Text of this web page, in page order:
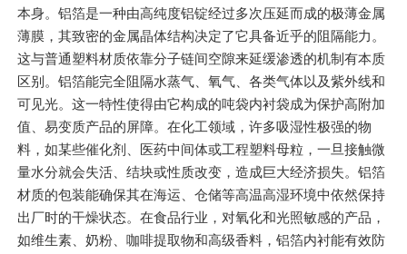
本身。铝箔是一种由高纯度铝锭经过多次压延而成的极薄金属
薄膜，其致密的金属晶体结构决定了它具备近乎的阻隔能力。
这与普通塑料材质依靠分子链间空隙来延缓渗透的机制有本质
区别。铝箔能完全阻隔水蒸气、氧气、各类气体以及紫外线和
可见光。这一特性使得由它构成的吨袋内衬袋成为保护高附加
值、易变质产品的屏障。在化工领域，许多吸湿性极强的物
料，如某些催化剂、医药中间体或工程塑料母粒，一旦接触微
量水分就会失活、结块或性质改变，造成巨大经济损失。铝箔
材质的包装能确保其在海运、仓储等高温高湿环境中依然保持
出厂时的干燥状态。在食品行业，对氧化和光照敏感的产品，
如维生素、奶粉、咖啡提取物和高级香料，铝箔内衬能有效防